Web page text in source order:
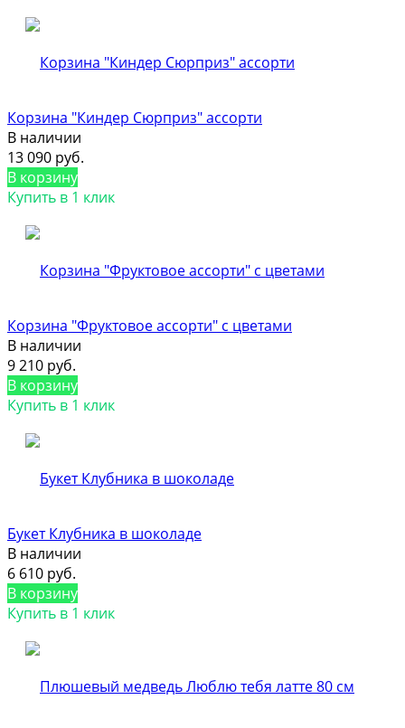
Корзина "Киндер Сюрприз" ассорти
В наличии
13 090 руб.
В корзину
Купить в 1 клик
Корзина "Фруктовое ассорти" с цветами
В наличии
9 210 руб.
В корзину
Купить в 1 клик
Букет Клубника в шоколаде
В наличии
6 610 руб.
В корзину
Купить в 1 клик